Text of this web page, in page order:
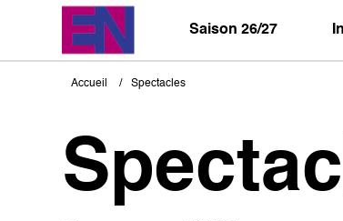
Saison 26/27
Fil
Accueil Spectacles